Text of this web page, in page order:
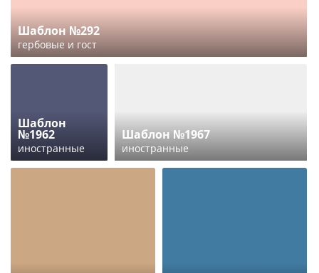
Шаблон №292
гербовые и гост
Шаблон
№1962
иностранные
Шаблон №1967
иностранные